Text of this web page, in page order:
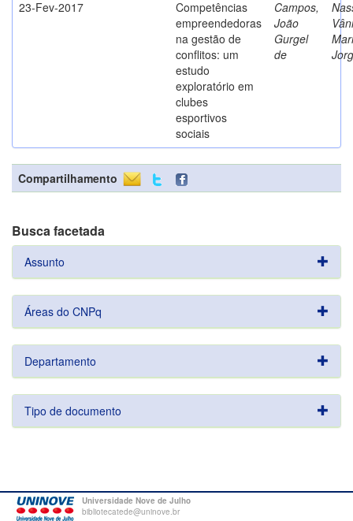
23-Fev-2017
Competências
empreendedoras
na gestão de
conflitos: um
estudo
exploratório em
clubes
esportivos
sociais
Campos,
João
Gurgel
de
Compartilhamento
Busca facetada
Assunto
Áreas do CNPq
Departamento
Tipo de documento
Universidade Nove de Julho
bibliotecatede@uninove.br